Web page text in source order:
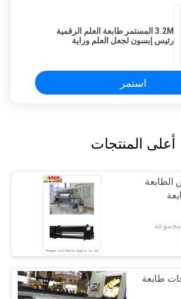
3.2M المستمر طابعة العلم الرقمية
رئيس إبسون لجعل العلم وراية
استمر
أعلى المنتجات
طابعة